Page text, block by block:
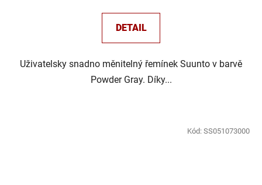
DETAIL
Uživatelsky snadno měnitelný řemínek Suunto v barvě
Powder Gray. Díky...
Kód: SS051073000